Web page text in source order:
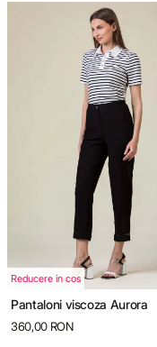
Reducere in cos
Pantaloni viscoza Aurora
360,00 RON